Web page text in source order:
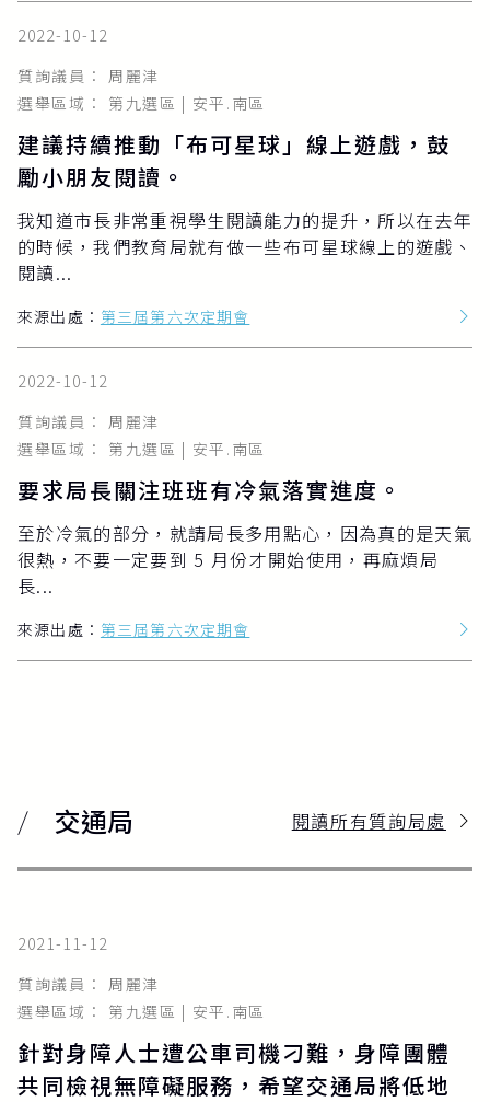
2022-10-12
質詢議員： 周麗津
選舉區域： 第九選區 | 安平.南區
建議持續推動「布可星球」線上遊戲，鼓
勵小朋友閱讀。
我知道市長非常重視學生閱讀能力的提升，所以在去年
的時候，我們教育局就有做一些布可星球線上的遊戲、
閱讀...
來源出處： 第三屆第六次定期會
2022-10-12
質詢議員： 周麗津
選舉區域： 第九選區 | 安平.南區
要求局長關注班班有冷氣落實進度。
至於冷氣的部分，就請局長多用點心，因為真的是天氣
很熱，不要一定要到 5 月份才開始使用，再麻煩局
長...
來源出處： 第三屆第六次定期會
交通局 閱讀所有質詢局處
2021-11-12
質詢議員： 周麗津
選舉區域： 第九選區 | 安平.南區
針對身障人士遭公車司機刁難，身障團體
共同檢視無障礙服務，希望交通局將低地